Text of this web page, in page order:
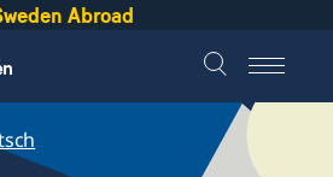
Abroad